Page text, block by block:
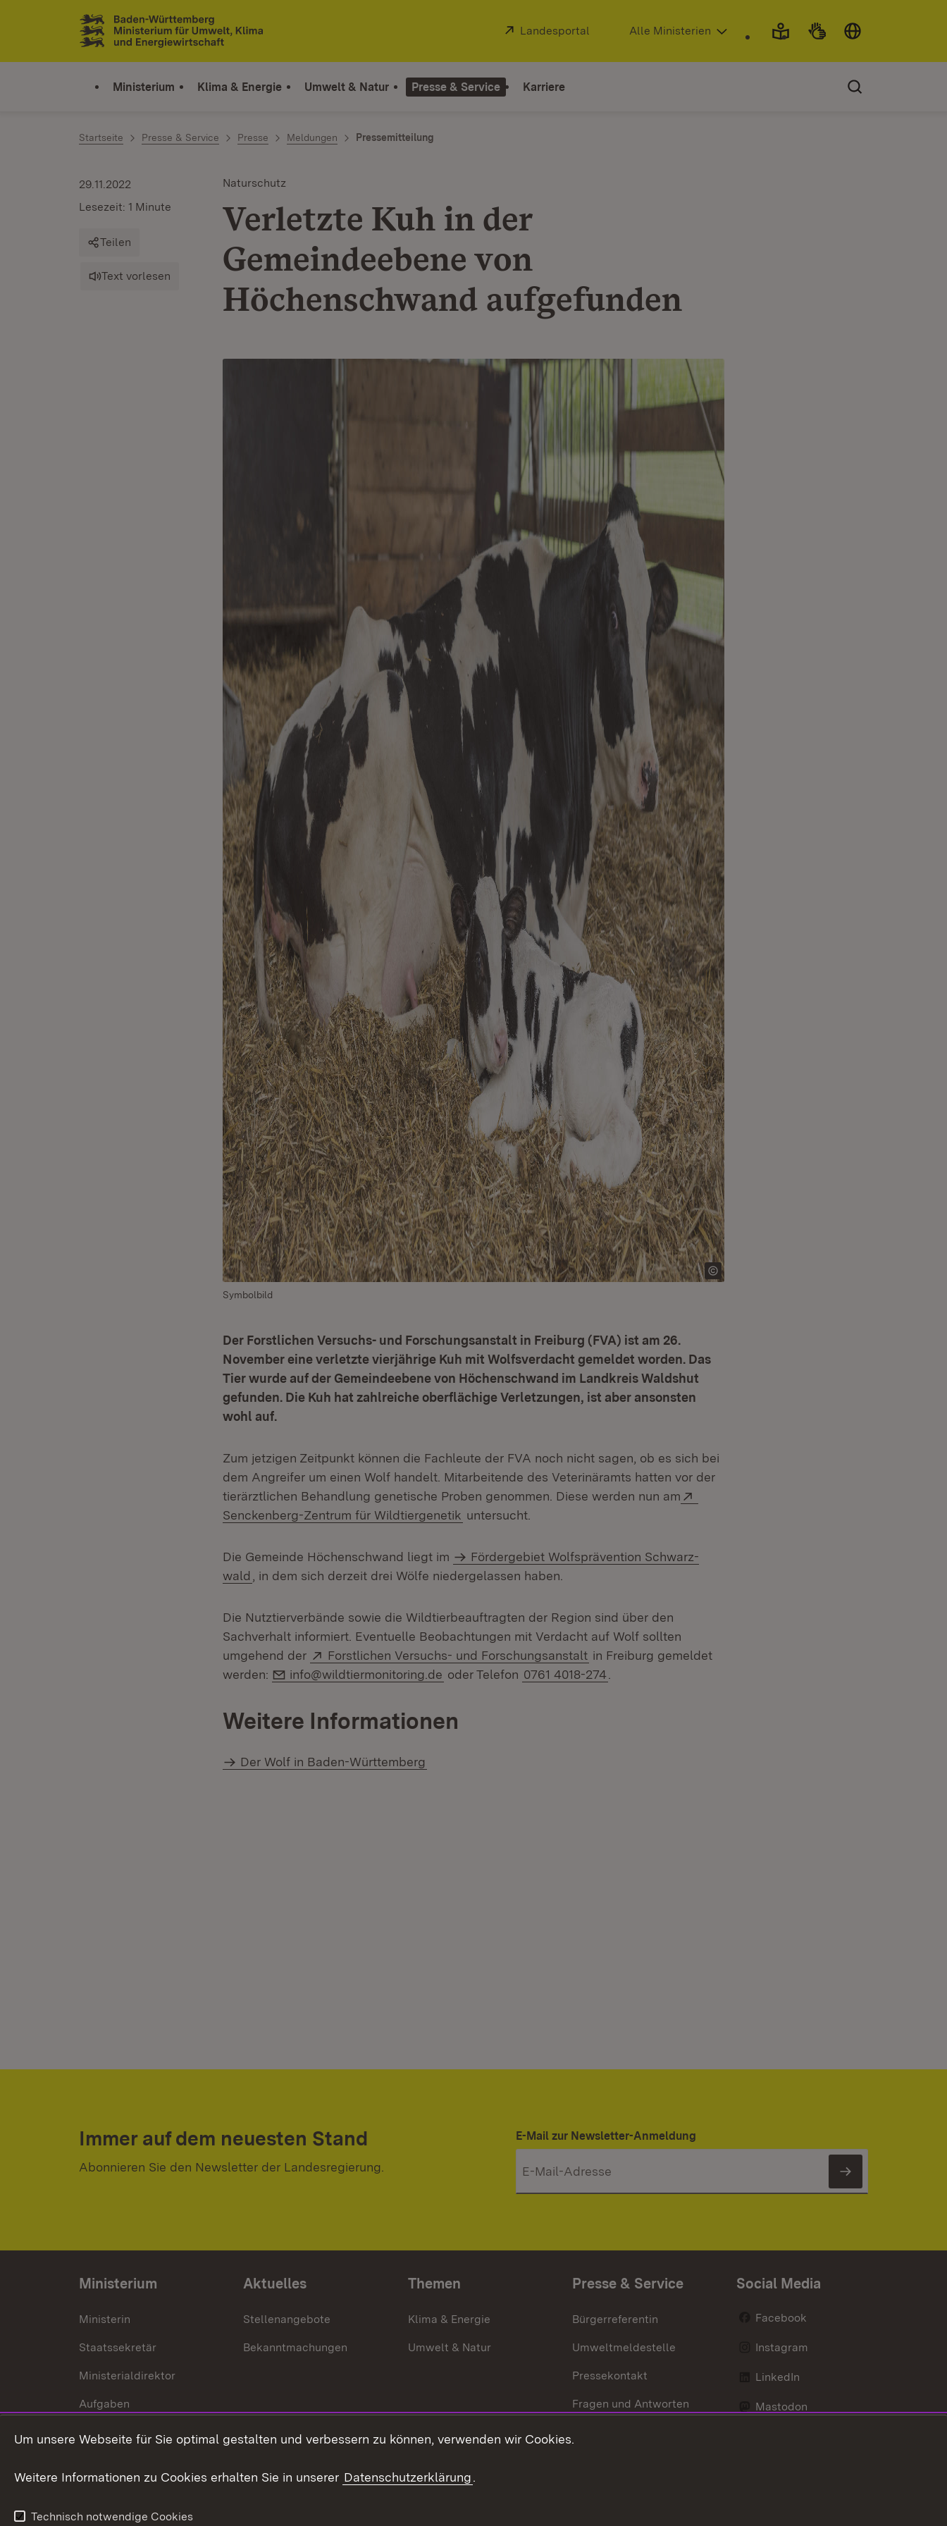
Zum Inhalt springen
Link zur Startseite
Extern:
Landesportal (Öffnet in neuem Fenster)
Alle Ministerien
Ministerium Klima & Energie Umwelt & Natur Presse & Service Karriere
Startseite Presse & Service Presse Meldungen Pressemitteilung
Naturschutz
Verletzte Kuh in der
Gemeindeebene von
Höchenschwand aufgefunden
29.11.2022
Lesezeit: 1 Minute
Teilen
Text vorlesen
Symbolbild
Der Forstlichen Versuchs- und Forschungsanstalt in Freiburg (FVA) ist am 26.
November eine verletzte vierjährige Kuh mit Wolfsverdacht gemeldet worden. Das
Tier wurde auf der Gemeindeebene von Höchenschwand im Landkreis Waldshut
gefunden. Die Kuh hat zahlreiche oberflächige Verletzungen, ist aber ansonsten
wohl auf.
Zum jetzigen Zeitpunkt können die Fachleute der FVA noch nicht sagen, ob es sich bei
dem Angreifer um einen Wolf handelt. Mitarbeitende des Veterinäramts hatten vor der
tierärztlichen Behandlung genetische Proben genommen. Diese werden nun am
Senckenberg-Zentrum für Wildtiergenetik (Öffnet in neuem Fenster)
untersucht.
Die Gemeinde Höchenschwand liegt im
Fördergebiet Wolfsprävention Schwarz­
wald
, in dem sich derzeit drei Wölfe niedergelassen haben.
Die Nutztierverbände sowie die Wildtierbeauftragten der Region sind über den
Sachverhalt informiert. Eventuelle Beobachtungen mit Verdacht auf Wolf sollten
umgehend der
Extern:
Forstlichen Versuchs- und Forschungsanstalt (Öffnet in neuem Fenster)
in Freiburg gemeldet
werden:
E-Mail:
info@wildtiermonitoring.de oder Telefon 0761 4018-274
Weitere Informationen
Der Wolf in Baden-Württemberg
Immer auf dem neuesten Stand
Abonnieren Sie den Newsletter der Landesregierung.
E-Mail zur Newsletter-Anmeldung
Newsletter
Ministerium
Ministerin
Staatssekretär
Ministerialdirektor
Aufgaben
Internationale
Aktuelles
Stellenangebote
Bekanntmachungen
Themen
Klima & Energie
Umwelt & Natur
Presse & Service
Bürgerreferentin
Umweltmeldestelle
Pressekontakt
Fragen und Antworten
Social Media
Facebook
Instagram
LinkedIn
Mastodon
Um unsere Webseite für Sie optimal gestalten und verbessern zu können, verwenden wir Cookies.
Weitere Informationen zu Cookies erhalten Sie in unserer Datenschutzerklärung.
Technisch notwendige Cookies